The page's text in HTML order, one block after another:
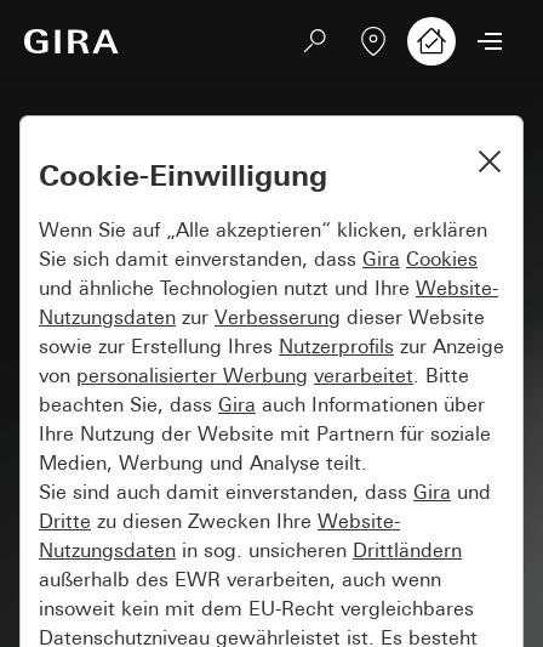
Cookie-Einwilligung
Wenn Sie auf „Alle akzeptieren“ klicken, erklären
Sie sich damit einverstanden, dass Gira Cookies
und ähnliche Technologien nutzt und Ihre Website-
Nutzungsdaten zur Verbesserung dieser Website
sowie zur Erstellung Ihres Nutzerprofils zur Anzeige
von personalisierter Werbung verarbeitet. Bitte
beachten Sie, dass Gira auch Informationen über
Ihre Nutzung der Website mit Partnern für soziale
Medien, Werbung und Analyse teilt.
Sie sind auch damit einverstanden, dass Gira und
Dritte zu diesen Zwecken Ihre Website-
Nutzungsdaten in sog. unsicheren Drittländern
außerhalb des EWR verarbeiten, auch wenn
insoweit kein mit dem EU-Recht vergleichbares
Datenschutzniveau gewährleistet ist. Es besteht